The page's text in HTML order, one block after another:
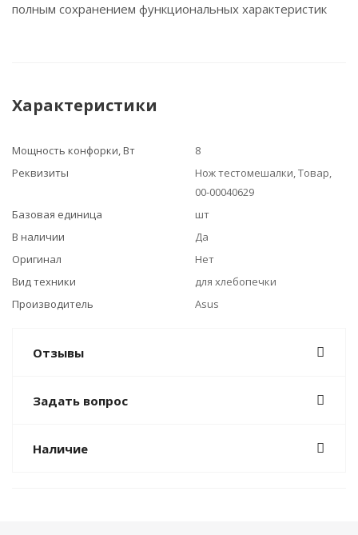
полным сохранением функциональных характеристик
Характеристики
Мощность конфорки, Вт
8
Реквизиты
Нож тестомешалки, Товар,
00-00040629
Базовая единица
шт
В наличии
Да
Оригинал
Нет
Вид техники
для хлебопечки
Производитель
Asus
Отзывы
Задать вопрос
Наличие